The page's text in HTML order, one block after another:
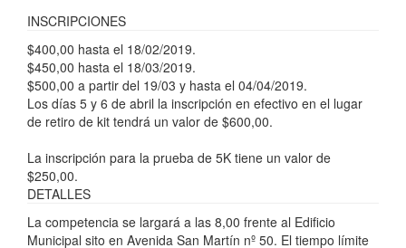
INSCRIPCIONES
$400,00 hasta el 18/02/2019.
$450,00 hasta el 18/03/2019.
$500,00 a partir del 19/03 y hasta el 04/04/2019.
Los días 5 y 6 de abril la inscripción en efectivo en el lugar
de retiro de kit tendrá un valor de $600,00.
La inscripción para la prueba de 5K tiene un valor de
$250,00.
DETALLES
La competencia se largará a las 8,00 frente al Edificio
Municipal sito en Avenida San Martín nº 50. El tiempo límite